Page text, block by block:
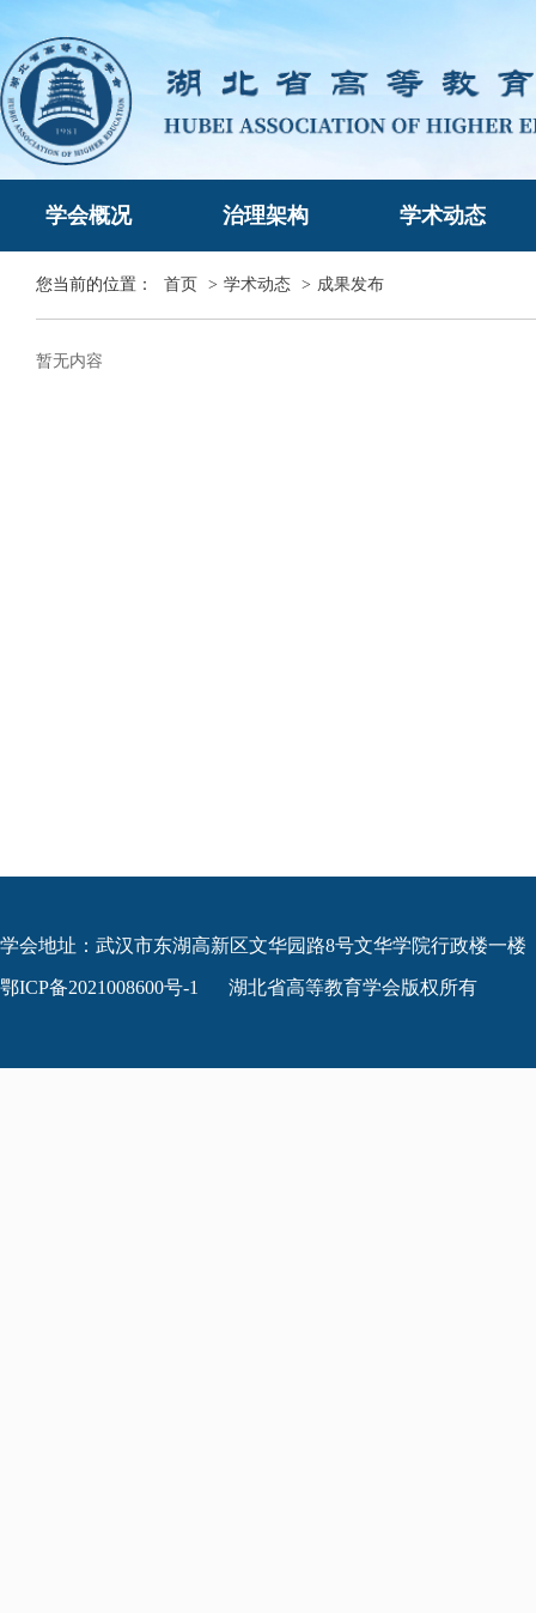
学会概况 治理架构 学术动态
您当前的位置： 首页 > 学术动态 > 成果发布
暂无内容
学会地址：武汉市东湖高新区文华园路8号文华学院行政楼一楼
鄂ICP备2021008600号-1 湖北省高等教育学会版权所有